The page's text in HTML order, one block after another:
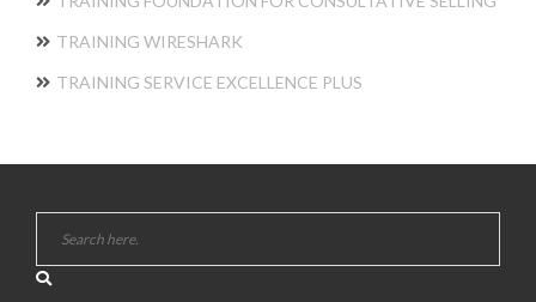
TRAINING WIRESHARK
TRAINING SERVICE EXCELLENCE PLUS